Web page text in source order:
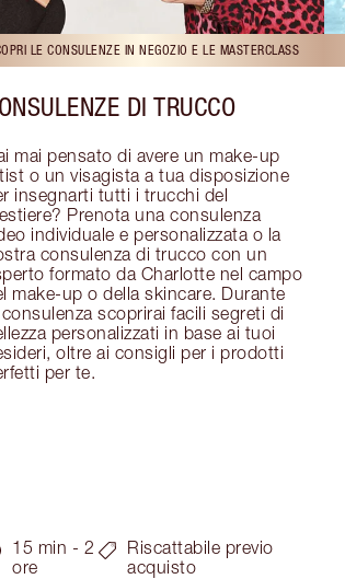
LE CONSULENZE IN NEGOZIO E LE MASTERCLASS
DI TRUCCO
mai pensato di avere un make-up
o un visagista a tua disposizione
insegnarti tutti i trucchi del
Prenota una consulenza
individuale e personalizzata o la
consulenza di trucco con un
formato da Charlotte nel campo
make-up o della skincare. Durante
consulenza scoprirai facili segreti di
personalizzati in base ai tuoi
oltre ai consigli per i prodotti
per te.
15 min - 2
ore
Riscattabile previo
acquisto